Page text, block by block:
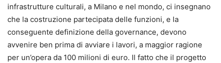
infrastrutture culturali, a Milano e nel mondo, ci insegnano
che la costruzione partecipata delle funzioni, e la
conseguente definizione della governance, devono
avvenire ben prima di avviare i lavori, a maggior ragione
per un’opera da 100 milioni di euro. Il fatto che il progetto